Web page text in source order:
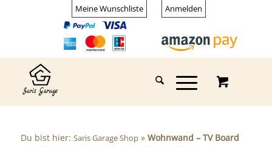
Meine Wunschliste Anmelden
Du bist hier: Saris Garage Shop» Wohnwand – TV Board